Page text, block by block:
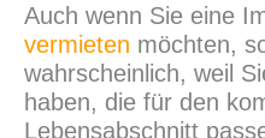
Auch wenn Sie eine
vermieten möchten,
wahrscheinlich, weil
haben, die für den
Lebensabschnitt